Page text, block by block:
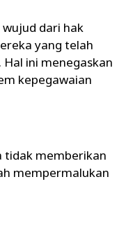
dari hak
yang telah
ini menegaskan
kepegawaian
tidak memberikan
mempermalukan